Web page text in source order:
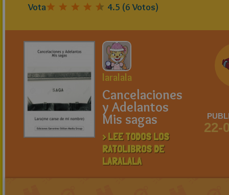
Vota 4.5 (6Votos)
laralala
Cancelaciones
y Adelantos
Mis sagas
> LEE TODOS LOS
RATOLIBROS DE
LARALALA
22-